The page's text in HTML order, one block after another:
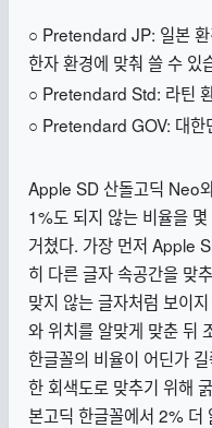
○ Pretendard JP: 일본 환
한자 환경에 맞춰 쓸 수 있
○ Pretendard Std: 라틴
○ Pretendard GOV: 대한
Apple SD 산돌고딕 Neo
1%도 되지 않는 비율을
거쳤다. 가장 먼저 Apple
히 다른 글자 속공간을 맞
맞지 않는 글자처럼 보이
와 위치를 알맞게 맞춘 뒤
한글꼴의 비율이 어딘가
한 회색도로 맞추기 위해
본고딕 한글꼴에서 2% 더